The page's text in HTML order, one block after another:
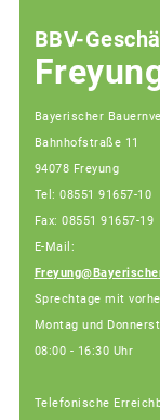
BBV-
Bayerischer
Bahnhofstraße 11
94078 Freyung
Tel: 08551 91657-10
Fax: 08551 91657-19
E-Mail:
Sprechtage mit
Montag und
08:00 - 16:30 Uhr
Telefonische